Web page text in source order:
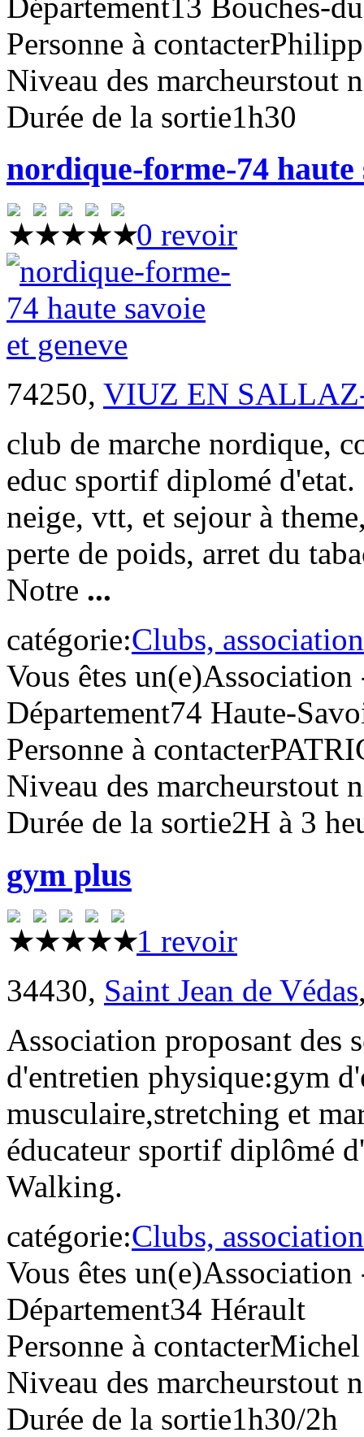
Personne à contacter
Niveau des marcheurstout
Durée de la sortie1h30
nordique-forme-74 haute
0 revoir
74250, VIUZ EN
club de marche nordique,
educ sportif diplomé d'etat.
neige, vtt, et sejour à
perte de poids, arret du
Notre ...
catégorie:Clubs,
Vous êtes un(e)Association
Département74 Haute-
Personne à contacter
Niveau des marcheurstout
Durée de la sortie2H à 3
gym plus
1 revoir
34430, Saint Jean de Védas
Association proposant des
d'entretien physique:gym
musculaire,stretching et
éducateur sportif diplômé
Walking.
catégorie:Clubs,
Vous êtes un(e)
Département34 Hérault
Personne à contacter
Niveau des marcheurstout
Durée de la sortie1h30/2h